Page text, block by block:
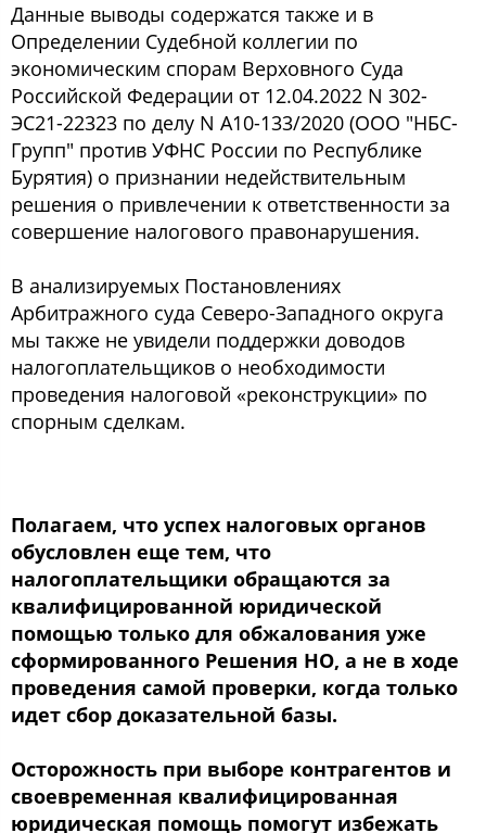
Данные выводы содержатся также и в
Определении Судебной коллегии по
экономическим спорам Верховного Суда
Российской Федерации от 12.04.2022 N 302-
ЭС21-22323 по делу N А10-133/2020 (ООО "НБС-
Групп" против УФНС России по Республике
Бурятия) о признании недействительным
решения о привлечении к ответственности за
совершение налогового правонарушения.
В анализируемых Постановлениях
Арбитражного суда Северо-Западного округа
мы также не увидели поддержки доводов
налогоплательщиков о необходимости
проведения налоговой «реконструкции» по
спорным сделкам.
Полагаем, что успех налоговых органов
обусловлен еще тем, что
налогоплательщики обращаются за
квалифицированной юридической
помощью только для обжалования уже
сформированного Решения НО, а не в ходе
проведения самой проверки, когда только
идет сбор доказательной базы.
Осторожность при выборе контрагентов и
своевременная квалифицированная
юридическая помощь помогут избежать